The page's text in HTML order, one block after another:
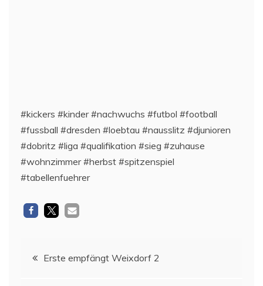
#kickers #kinder #nachwuchs #futbol #football
#fussball #dresden #loebtau #nausslitz #djunioren
#dobritz #liga #qualifikation #sieg #zuhause
#wohnzimmer #herbst #spitzenspiel
#tabellenfuehrer
Beitragsnavigation
Erste empfängt Weixdorf 2